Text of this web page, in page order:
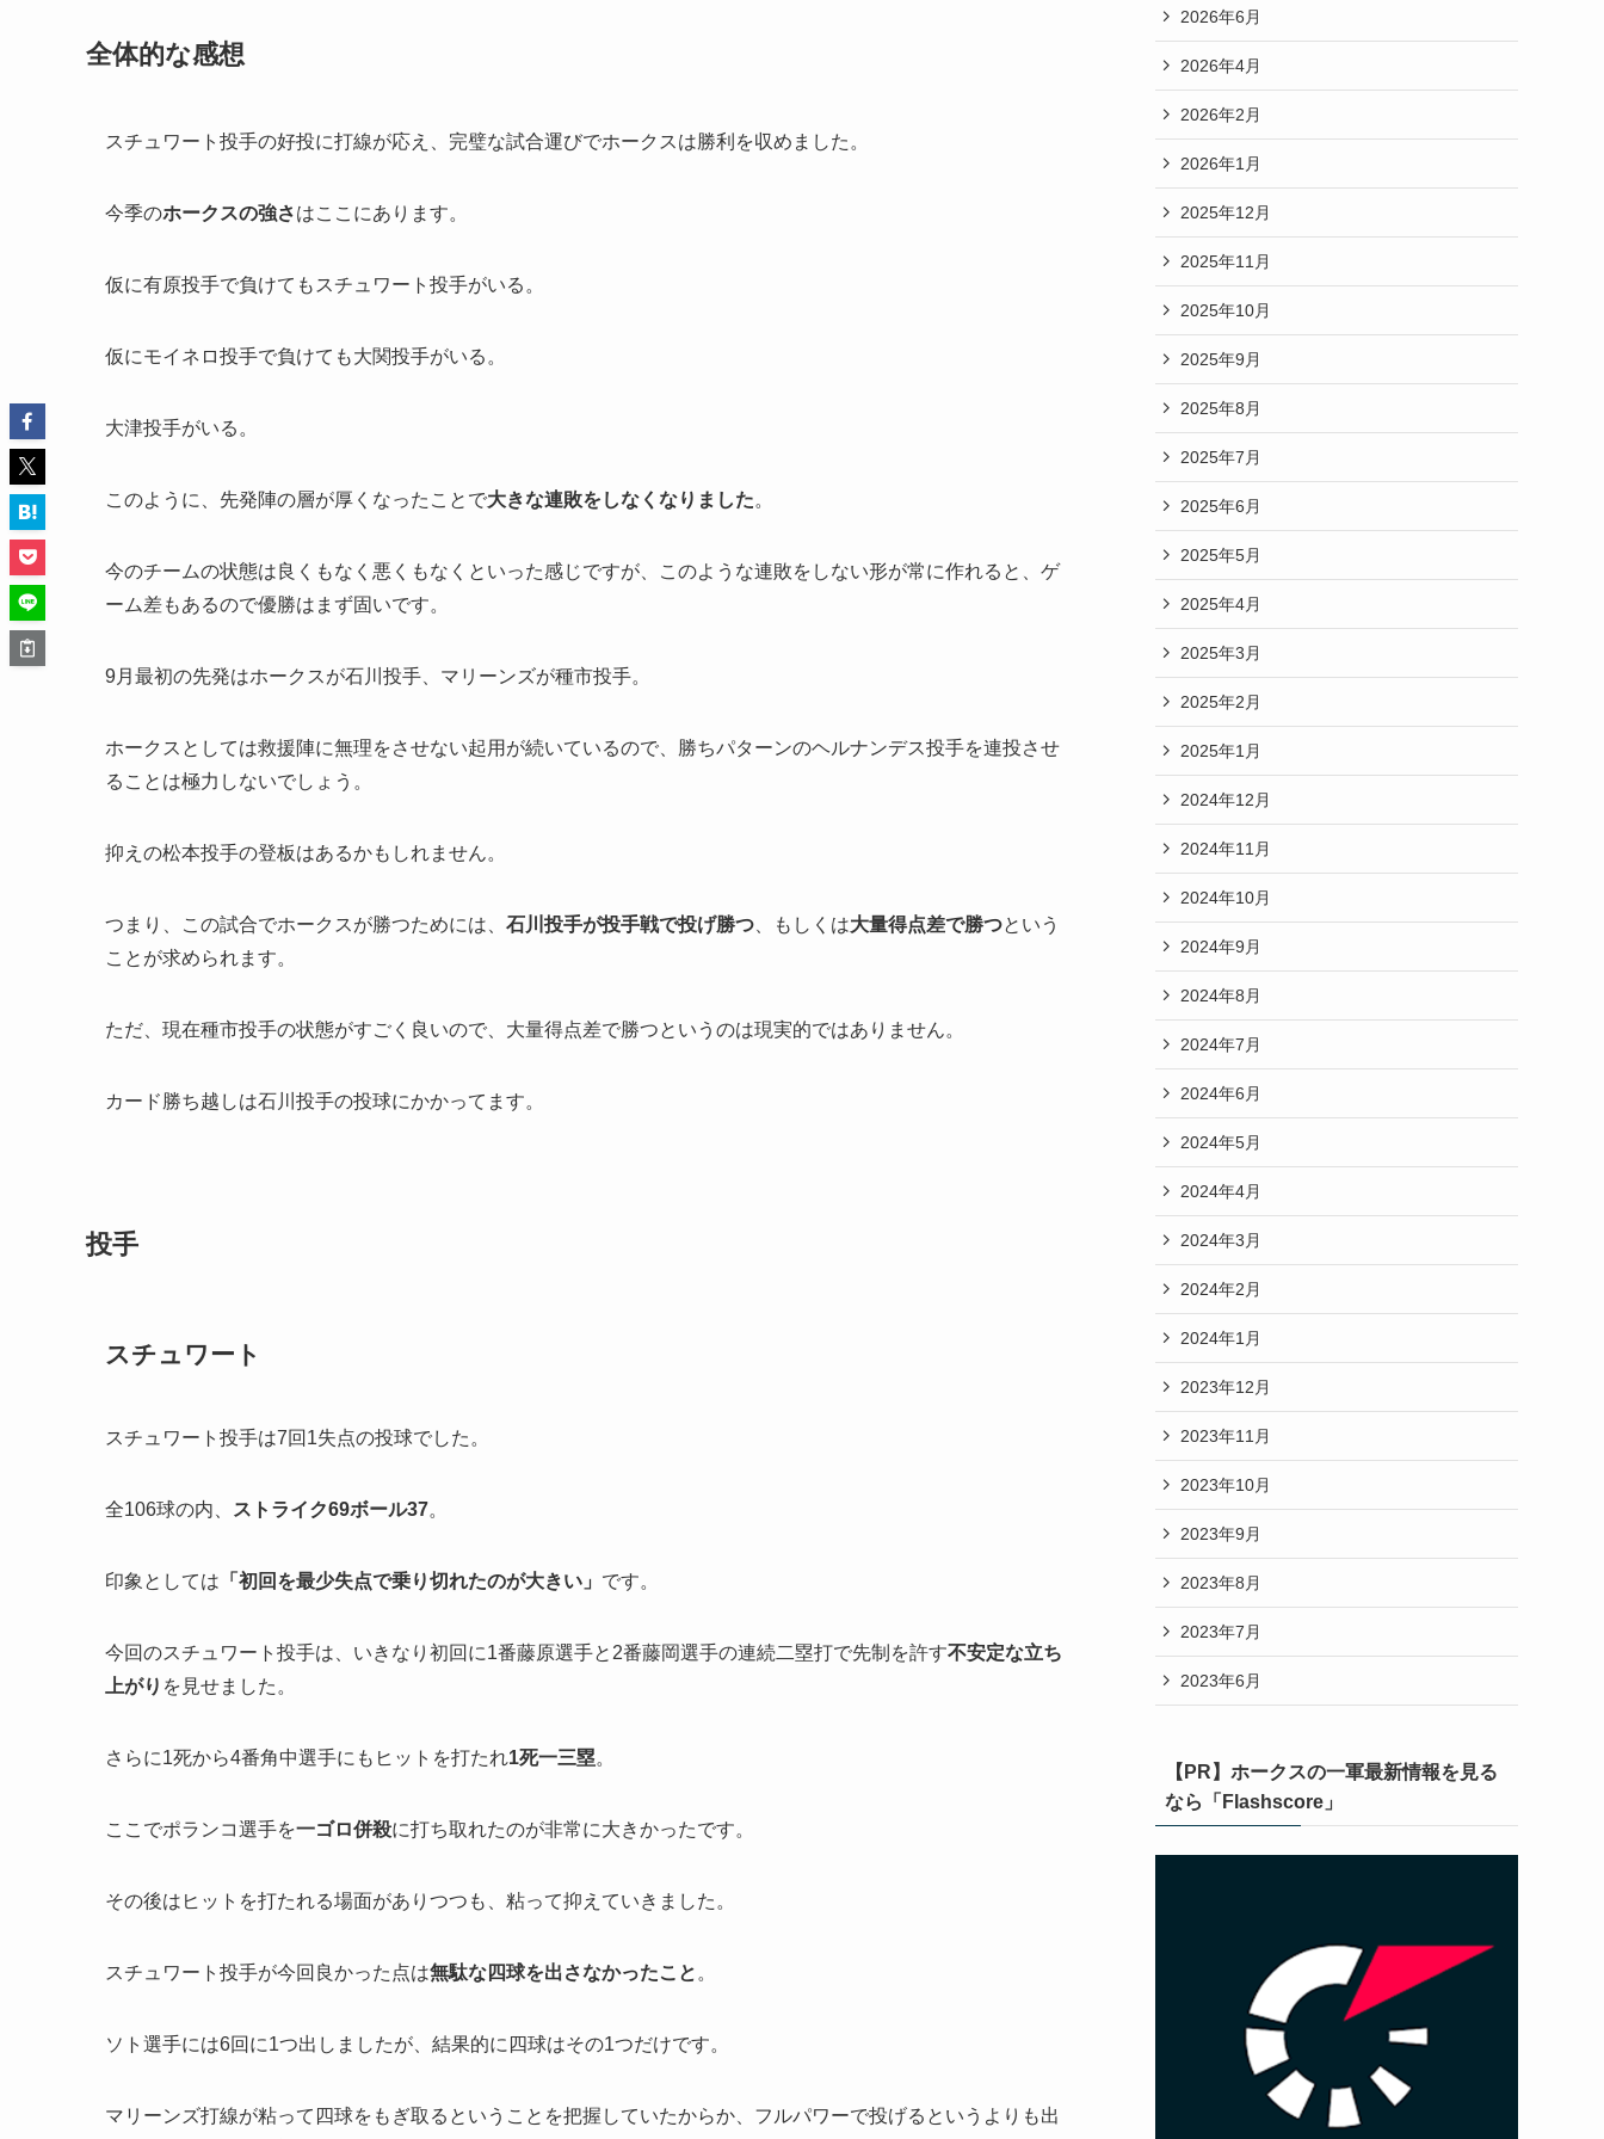
全体的な感想
スチュワート投手の好投に打線が応え、完璧な試合運びでホークスは勝利を収めました。
今季のホークスの強さはここにあります。
仮に有原投手で負けてもスチュワート投手がいる。
仮にモイネロ投手で負けても大関投手がいる。
大津投手がいる。
このように、先発陣の層が厚くなったことで大きな連敗をしなくなりました。
今のチームの状態は良くもなく悪くもなくといった感じですが、このような連敗をしない形が常に作れると、ゲ
ーム差もあるので優勝はまず固いです。
9月最初の先発はホークスが石川投手、マリーンズが種市投手。
ホークスとしては救援陣に無理をさせない起用が続いているので、勝ちパターンのヘルナンデス投手を連投させ
ることは極力しないでしょう。
抑えの松本投手の登板はあるかもしれません。
つまり、この試合でホークスが勝つためには、 石川投手が投手戦で投げ勝つ、もしくは大量得点差で勝つという
ことが求められます。
ただ、現在種市投手の状態がすごく良いので、大量得点差で勝つというのは現実的ではありません。
カード勝ち越しは石川投手の投球にかかってます。
投手
スチュワート
スチュワート投手は7回1失点の投球でした。
全106球の内、 ストライク69ボール37。
印象としては 「 初回を最少失点で乗り切れたのが大きい」 です。
今回のスチュワート投手は、いきなり初回に1番藤原選手と2番藤岡選手の連続二塁打で先制を許す不安定な立ち
上がり を見せました。
さらに1死から4番角中選手にもヒットを打たれ1死一三塁。
ここでポランコ選手を一ゴロ併殺に打ち取れたのが非常に大きかったです。
その後はヒットを打たれる場面がありつつも、粘って抑えていきました。
スチュワート投手が今回良かった点は無駄な四球を出さなかったこと 。
ソト選手には6回に1つ出しましたが、結果的に四球はその1つだけです。
マリーンズ打線が粘って四球をもぎ取るということを把握していたからか、フルパワーで投げるというよりも出
2026年6月
2026年4月
2026年2月
2026年1月
2025年12月
2025年11月
2025年10月
2025年9月
2025年8月
2025年7月
2025年6月
2025年5月
2025年4月
2025年3月
2025年2月
2025年1月
2024年12月
2024年11月
2024年10月
2024年9月
2024年8月
2024年7月
2024年6月
2024年5月
2024年4月
2024年3月
2024年2月
2024年1月
2023年12月
2023年11月
2023年10月
2023年9月
2023年8月
2023年7月
2023年6月
【PR】ホークスの一軍最新情報を見る
なら「Flashscore」